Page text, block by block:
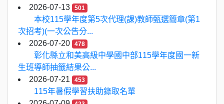
2026-07-13
501
本校115學年度第5次代理(課)教師甄選簡章(第1
次招考)(一次公告分...
2026-07-20
478
彰化縣立和美高級中學國中部115學年度國一新
生班導師抽籤結果公...
2026-07-21
453
115年暑假學習扶助錄取名單